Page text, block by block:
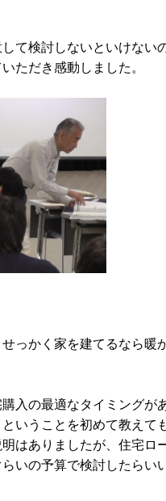
て検討しないといけない
ただき感動しました。
っかく家を建てるなら暖
入の最適なタイミングが
いうことを初めて教えて
はありましたが、住宅ロ
いの予算で検討したらい